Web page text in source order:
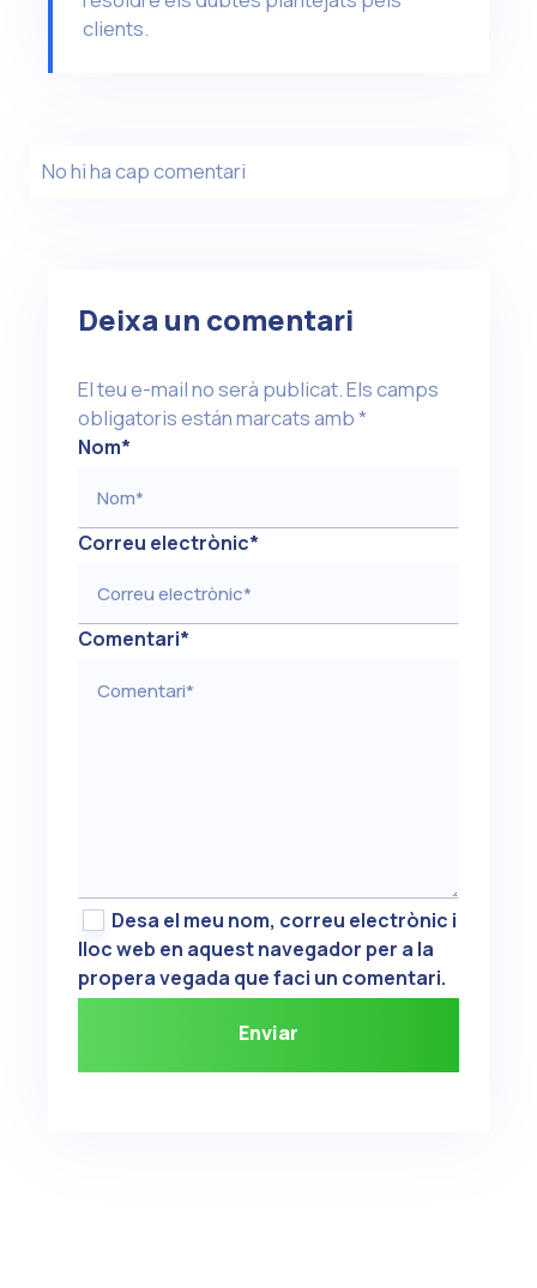
clients.
No hi ha cap comentari
Deixa un comentari
El teu e-mail no serà publicat.Els camps
obligatoris están marcats amb*
Nom*
Correu electrònic*
Comentari*
Desa el meu nom, correu electrònic i
lloc web en aquest navegador per a la
propera vegada que faci un comentari.